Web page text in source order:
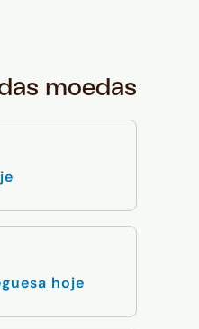
moedas
hoje